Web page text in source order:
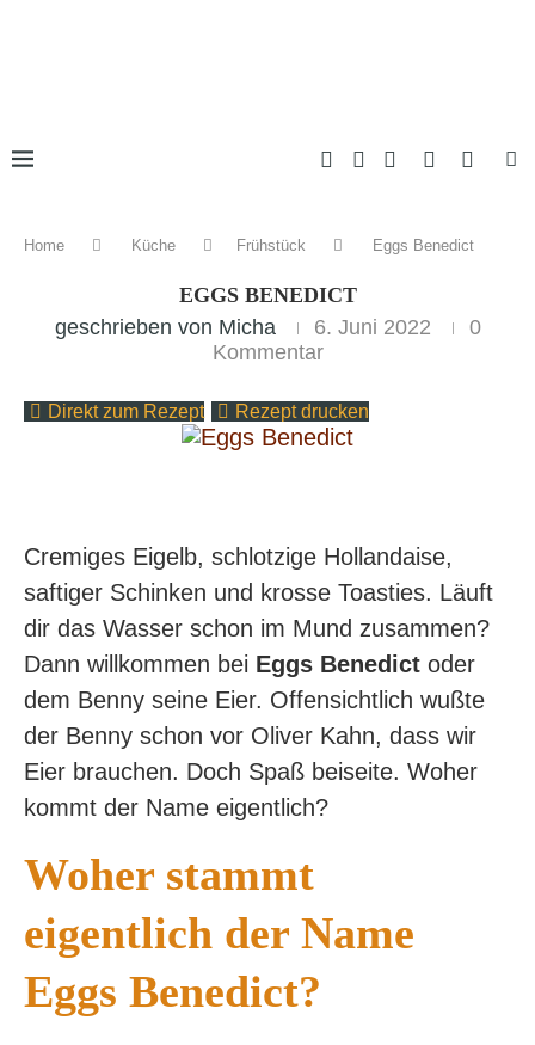
Home Küche Frühstück Eggs Benedict
EGGS BENEDICT
geschrieben von Micha 6. Juni 2022
0
Kommentar
Direkt zum Rezept Rezept drucken
Cremiges Eigelb, schlotzige Hollandaise,
saftiger Schinken und krosse Toasties. Läuft
dir das Wasser schon im Mund zusammen?
Dann willkommen bei Eggs Benedict oder
dem Benny seine Eier. Offensichtlich wußte
der Benny schon vor Oliver Kahn, dass wir
Eier brauchen. Doch Spaß beiseite. Woher
kommt der Name eigentlich?
Woher stammt
eigentlich der Name
Eggs Benedict?